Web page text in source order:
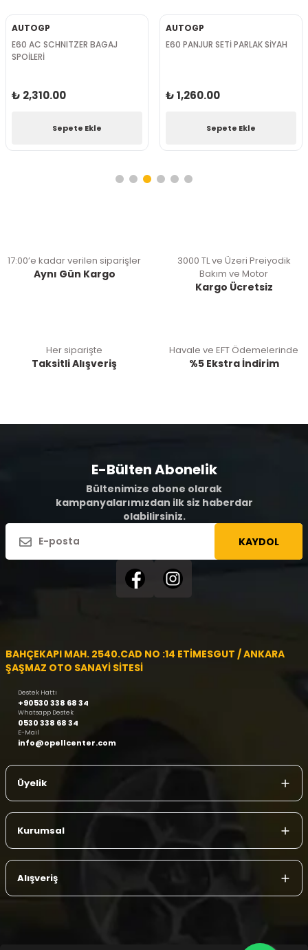
AUTOGP
E60 AC SCHNITZER BAGAJ
SPOİLERİ
₺ 2,310.00
Sepete Ekle
AUTOGP
E60 PANJUR SETİ PARLAK SİYAH
₺ 1,260.00
Sepete Ekle
17:00’e kadar verilen siparişler
Aynı Gün Kargo
3000 TL ve Üzeri Preiyodik
Bakım ve Motor
Kargo Ücretsiz
Her siparişte
Taksitli Alışveriş
Havale ve EFT Ödemelerinde
%5 Ekstra İndirim
E-Bülten Abonelik
Bültenimize abone olarak
kampanyalarımızdan ilk siz haberdar
olabilirsiniz.
KAYDOL
BAHÇEKAPI MAH. 2540.CAD NO :14 ETİMESGUT / ANKARA
ŞAŞMAZ OTO SANAYİ SİTESİ
Destek Hattı
+90530 338 68 34
Whatsapp Destek
0530 338 68 34
E-Mail
info@opellcenter.com
Üyelik
Kurumsal
Alışveriş